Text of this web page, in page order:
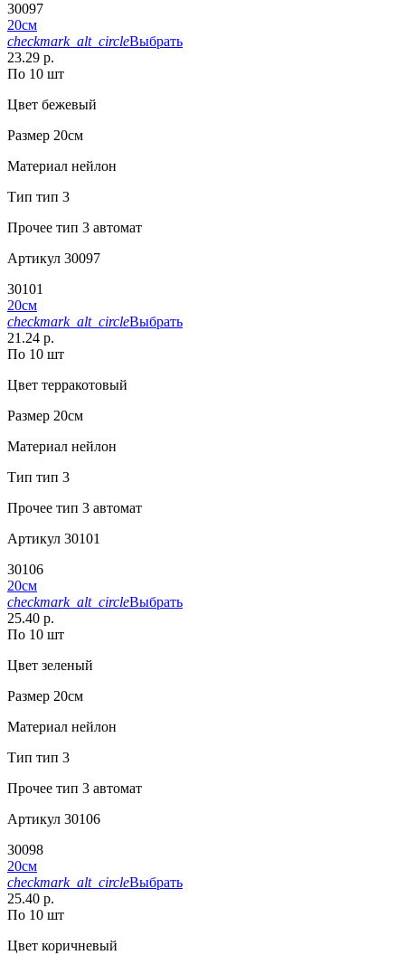
30097
20см
checkmark_alt_circleВыбрать
23.29 р.
По 10 шт
Цвет бежевый
Размер 20см
Материал нейлон
Тип тип 3
Прочее тип 3 автомат
Артикул 30097
30101
20см
checkmark_alt_circleВыбрать
21.24 р.
По 10 шт
Цвет терракотовый
Размер 20см
Материал нейлон
Тип тип 3
Прочее тип 3 автомат
Артикул 30101
30106
20см
checkmark_alt_circleВыбрать
25.40 р.
По 10 шт
Цвет зеленый
Размер 20см
Материал нейлон
Тип тип 3
Прочее тип 3 автомат
Артикул 30106
30098
20см
checkmark_alt_circleВыбрать
25.40 р.
По 10 шт
Цвет коричневый